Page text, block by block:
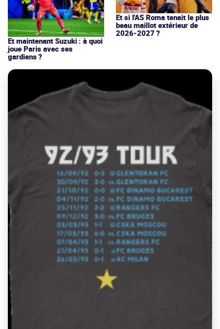
Et maintenant Suzuki : à quoi
joue Paris avec ses
gardiens ?
Et si l'AS Roma tenait le plus
beau maillot extérieur de
2026-2027 ?